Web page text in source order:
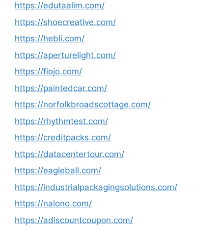
https://edutaalim.com/
https://shoecreative.com/
https://hebli.com/
https://aperturelight.com/
https://fiojo.com/
https://paintedcar.com/
https://norfolkbroadscottage.com/
https://rhythmtest.com/
https://creditpacks.com/
https://datacentertour.com/
https://eagleball.com/
https://industrialpackagingsolutions.com/
https://nalono.com/
https://adiscountcoupon.com/